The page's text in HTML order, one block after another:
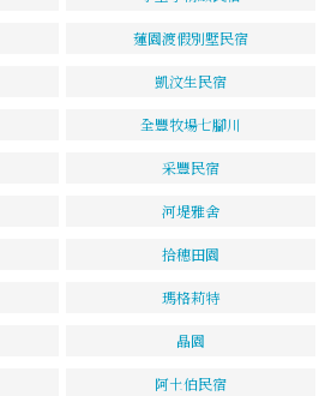
蓮園渡假別墅民宿
凱汶生民宿
全豐牧場七腳川
采豐民宿
河堤雅舍
拾穗田園
瑪格莉特
晶園
阿土伯民宿